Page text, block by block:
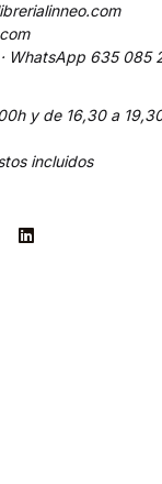
WhatsApp 635 085
y de 16,30 a
incluidos